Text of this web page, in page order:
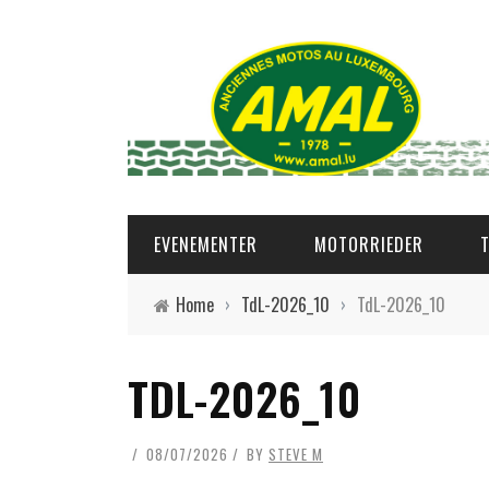
EVENEMENTER MOTORRIEDER
Home › TdL-2026_10 › TdL-2026_10
TDL-2026_10
08/07/2026 BY STEVE M